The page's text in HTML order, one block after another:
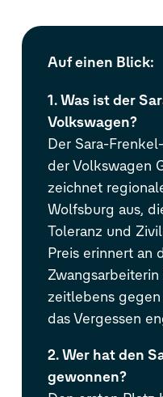
Auf einen Blick:
1. Was ist der
Volkswagen?
Der Sara-
der Volkswagen
zeichnet
Wolfsburg aus,
Toleranz und
Preis erinnert an
zeitlebens gegen
das Vergessen
2. Wer hat den
gewonnen?